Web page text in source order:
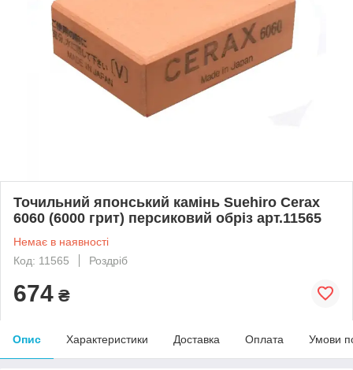
Точильний японський камінь Suehiro Cerax
6060 (6000 грит) персиковий обріз арт.11565
Немає в наявності
Код: 11565
Роздріб
674 ₴
Опис Характеристики Доставка Оплата Умови